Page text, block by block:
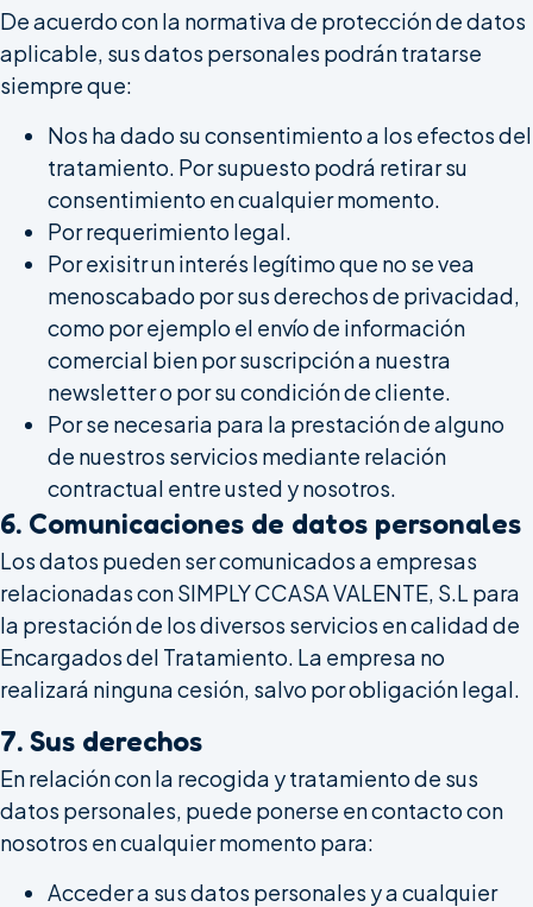
De acuerdo con la normativa de protección de datos
aplicable, sus datos personales podrán tratarse
siempre que:
Nos ha dado su consentimiento a los efectos del
tratamiento. Por supuesto podrá retirar su
consentimiento en cualquier momento.
Por requerimiento legal.
Por exisitr un interés legítimo que no se vea
menoscabado por sus derechos de privacidad,
como por ejemplo el envío de información
comercial bien por suscripción a nuestra
newsletter o por su condición de cliente.
Por se necesaria para la prestación de alguno
de nuestros servicios mediante relación
contractual entre usted y nosotros.
6. Comunicaciones de datos personales
Los datos pueden ser comunicados a empresas
relacionadas con SIMPLY CCASA VALENTE, S.L para
la prestación de los diversos servicios en calidad de
Encargados del Tratamiento. La empresa no
realizará ninguna cesión, salvo por obligación legal.
7. Sus derechos
En relación con la recogida y tratamiento de sus
datos personales, puede ponerse en contacto con
nosotros en cualquier momento para:
Acceder a sus datos personales y a cualquier